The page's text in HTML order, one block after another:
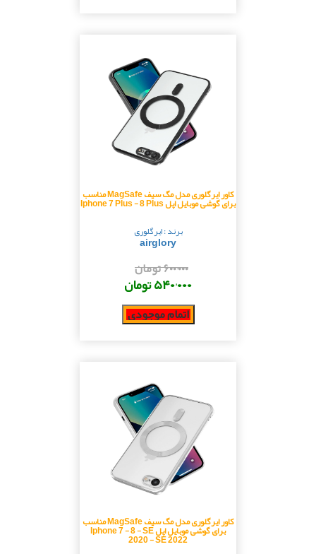
کاور ایرگلوری مدل مگ سیف MagSafe مناسب
برای گوشی موبایل اپل Iphone 7 Plus - 8 Plus
برند : ایرگلوری
airglory
۶۰۰٬۰۰۰ تومان
۵۴۰٬۰۰۰ تومان
اتمام موجودی
کاور ایرگلوری مدل مگ سیف MagSafe مناسب
برای گوشی موبایل اپل Iphone 7 - 8 - SE
2020 - SE 2022